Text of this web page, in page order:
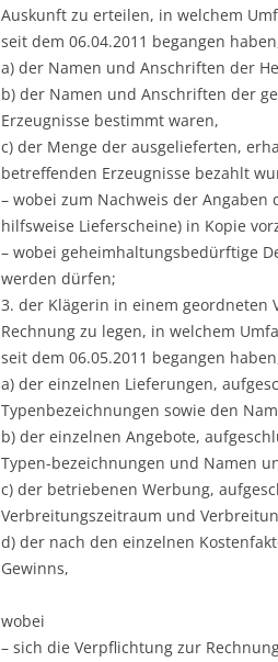
Auskunft zu erteilen, in welchem
seit dem 06.04.2011 begangen
a) der Namen und Anschriften der
b) der Namen und Anschriften der
Erzeugnisse bestimmt waren,
c) der Menge der ausgelieferten,
betreffenden Erzeugnisse bezahlt
– wobei zum Nachweis der
hilfsweise Lieferscheine) in Kopie
– wobei geheimhaltungsbedürftige
werden dürfen;
3. der Klägerin in einem
Rechnung zu legen, in welchem
seit dem 06.05.2011 begangen
a) der einzelnen Lieferungen,
Typenbezeichnungen sowie den
b) der einzelnen Angebote,
Typen-bezeichnungen und Namen
c) der betriebenen Werbung,
Verbreitungszeitraum und
d) der nach den einzelnen
Gewinns,
wobei
– sich die Verpflichtung zur